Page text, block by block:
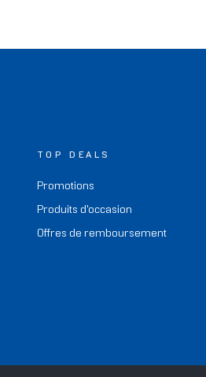
TOP DEALS
Promotions
Produits d'occasion
Offres de remboursement